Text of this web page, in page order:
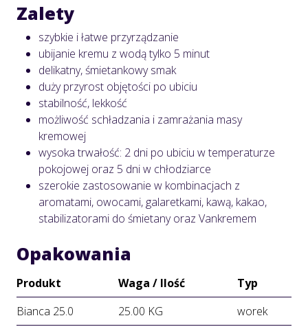
Zalety
szybkie i łatwe przyrządzanie
ubijanie kremu z wodą tylko 5 minut
delikatny, śmietankowy smak
duży przyrost objętości po ubiciu
stabilność, lekkość
możliwość schładzania i zamrażania masy
kremowej
wysoka trwałość: 2 dni po ubiciu w temperaturze
pokojowej oraz 5 dni w chłodziarce
szerokie zastosowanie w kombinacjach z
aromatami, owocami, galaretkami, kawą, kakao,
stabilizatorami do śmietany oraz Vankremem
Opakowania
Produkt Waga / Ilość
Typ
Bianca 25.0
25.00 KG worek